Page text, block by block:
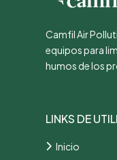
Camfil Air
equipos para
humos de los
LINKS DE
Inicio